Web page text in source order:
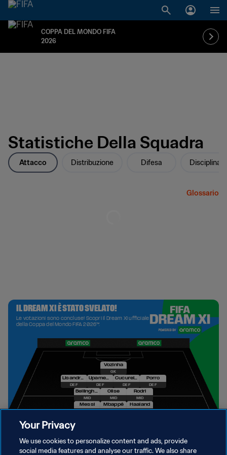
COPPA DEL MONDO FIFA
2026
Statistiche Della Squadra
Attacco Distribuzione Difesa Disciplina
Glossario
Your Privacy
We use cookies to personalize content and ads, provide
social media features and analyse our traffic. We also share